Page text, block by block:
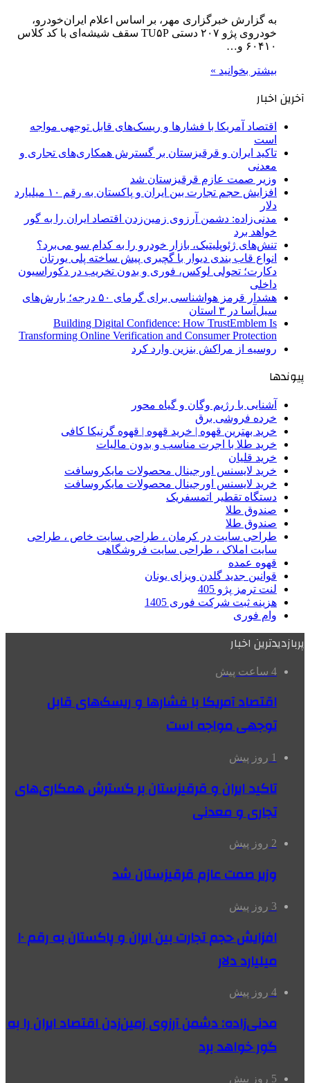
به گزارش خبرگزاری مهر، بر اساس اعلام ایران‌خودرو،
خودروی پژو ۲۰۷ دستی TU۵P سقف شیشه‌ای با کد کلاس
۶۰۴۱۰ و…
بیشتر بخوانید »
آخرین اخبار
اقتصاد آمریکا با فشارها و ریسک‌های قابل توجهی مواجه
است
تاکید ایران و قرقیزستان بر گسترش همکاری‌های تجاری و
معدنی
وزیر صمت عازم قرقیزستان شد
افزایش حجم تجارت بین ایران و پاکستان به رقم ۱۰ میلیارد
دلار
مدنی‌زاده: دشمن آرزوی زمین‌زدن اقتصاد ایران را به گور
خواهد برد
تنش‌های ژئوپلیتیک، بازار خودرو را به کدام سو می‌برد؟
انواع قاب بندی دیوار با گچبری پیش ساخته پلی یورتان
دکارت؛ تحولی لوکس، فوری و بدون تخریب در دکوراسیون
داخلی
هشدار قرمز هواشناسی برای گرمای ۵۰ درجه؛ بارش‌های
سیل‌آسا در ۳ استان
Building Digital Confidence: How TrustEmblem Is
Transforming Online Verification and Consumer Protection
روسیه از مراکش بنزین وارد کرد
پیوندها
آشنایی با رژیم وگان و گیاه محور
خرده فروشی برق
خرید بهترین قهوه | خرید قهوه | قهوه گرنیکا کافی
خرید طلا با اجرت مناسب و بدون مالیات
خرید قلیان
خرید لایسنس اورجینال محصولات مایکروسافت
خرید لایسنس اورجینال محصولات مایکروسافت
دستگاه تقطیر اتمسفریک
صندوق طلا
صندوق طلا
طراحی سایت در کرمان ، طراحی سایت خاص ، طراحی
سایت املاک ، طراحی سایت فروشگاهی
قهوه عمده
قوانین جدید گلدن ویزای یونان
لنت ترمز پژو 405
هزینه ثبت شرکت فوری 1405
وام فوری
پربازدیدترین اخبار
4 ساعت پیش
اقتصاد آمریکا با فشارها و ریسک‌های قابل
توجهی مواجه است
1 روز پیش
تاکید ایران و قرقیزستان بر گسترش همکاری‌های
تجاری و معدنی
2 روز پیش
وزیر صمت عازم قرقیزستان شد
3 روز پیش
افزایش حجم تجارت بین ایران و پاکستان به رقم ۱۰
میلیارد دلار
4 روز پیش
مدنی‌زاده: دشمن آرزوی زمین‌زدن اقتصاد ایران را به
گور خواهد برد
5 روز پیش